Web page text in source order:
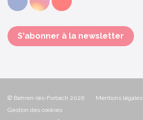
FacebookInstagramYoutube
S'abonner à la newsletter
© Behren-lès-Forbach 2026 Mentions légales
Gestion des cookies